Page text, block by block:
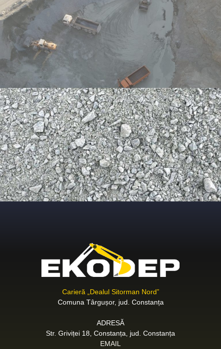
Carieră „Dealul Sitorman Nord”
Comuna Târgușor, jud. Constanța
ADRESĂ
Str. Griviței 18, Constanța, jud. Constanța
EMAIL